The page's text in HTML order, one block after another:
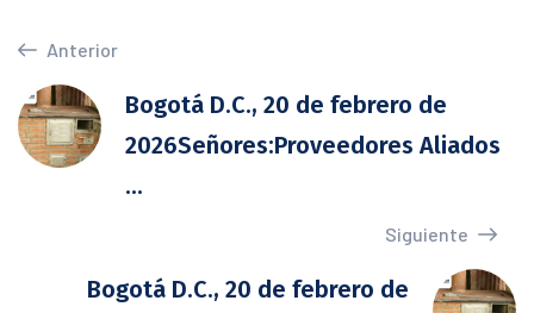
Anterior
Bogotá D.C., 20 de febrero de
2026Señores:Proveedores Aliados
...
Siguiente
Bogotá D.C., 20 de febrero de